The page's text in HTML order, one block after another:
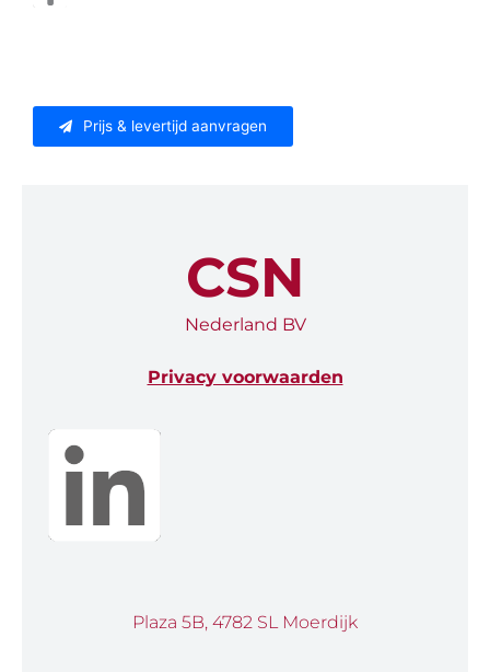
Prijs & levertijd aanvragen
CSN
Nederland BV
Privacy voorwaarden
Plaza 5B, 4782 SL Moerdijk